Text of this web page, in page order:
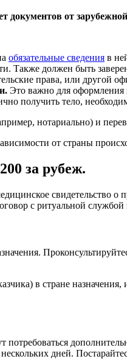
документов от
обязательные сведения в
Также должен быть
права, или другой
Это важно для оформления
получить тело,
нотариально) и
от страны
за рубеж.
свидетельство
с ритуальной
в стране
дней.